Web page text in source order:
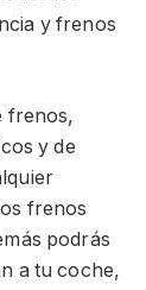
y frenos
frenos,
y de
frenos
podrás
a tu coche,